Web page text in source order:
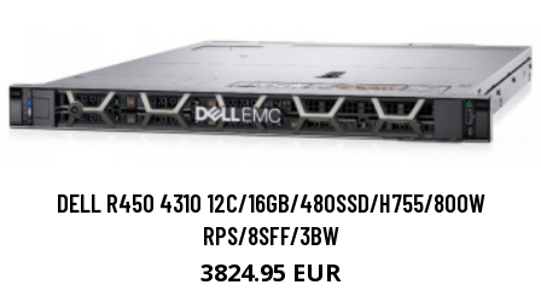
DELL R450 4310 12C/16GB/480SSD/H755/800W
RPS/8SFF/3BW
3824.95 EUR